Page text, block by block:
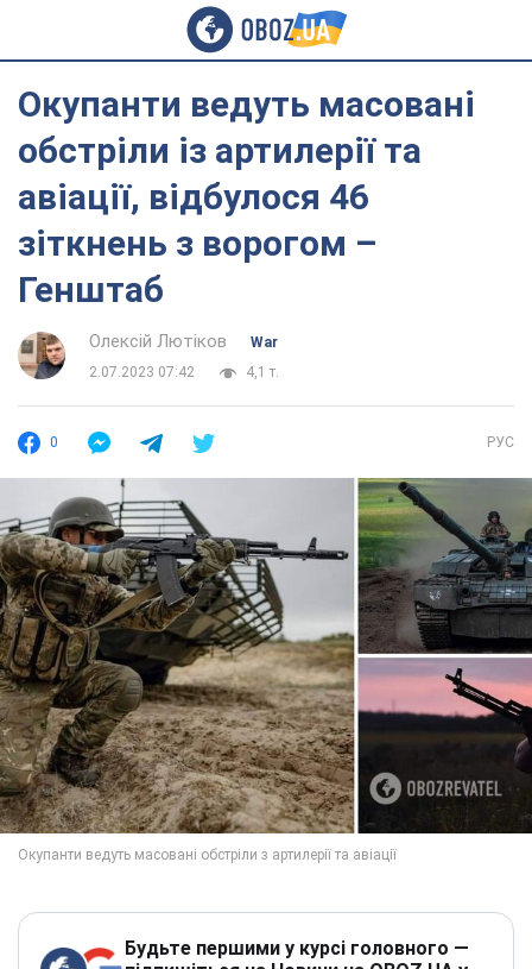
Окупанти ведуть масовані
обстріли із артилерії та
авіації, відбулося 46
зіткнень з ворогом –
Генштаб
Олексій Лютіков
War
2.07.2023 07:42
4,1 т.
0 РУС
Будьте першими у курсі головного —